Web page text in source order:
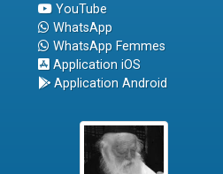
YouTube
WhatsApp
WhatsApp Femmes
Application iOS
Application Android